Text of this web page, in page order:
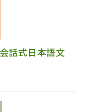
話式日本語文